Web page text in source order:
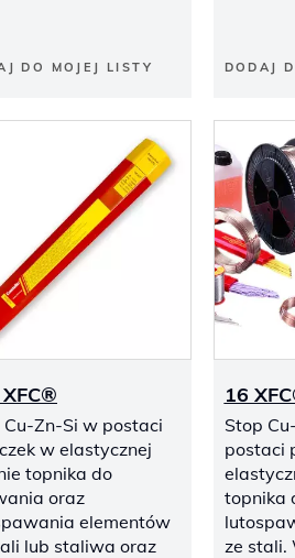
DO MOJEJ LISTY DODAJ
Cu-Zn-Si w postaci
w elastycznej
topnika do
oraz
elementów
lub staliwa oraz
16
Stop
postaci
topnika
ze stali.